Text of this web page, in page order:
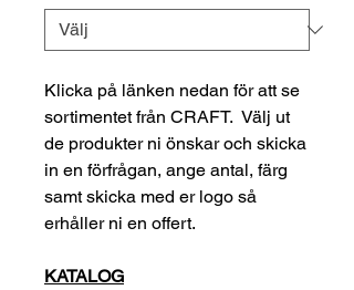
Klicka på länken nedan för att se
sortimentet från CRAFT. Välj ut
de produkter ni önskar och skicka
in en förfrågan, ange antal, färg
samt skicka med er logo så
erhåller ni en offert.
KATALOG